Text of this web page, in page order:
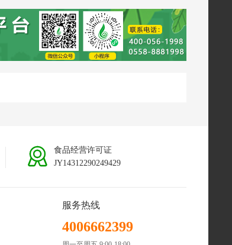
食品经营许可证
JY14312290249429
服务热线
4006662399